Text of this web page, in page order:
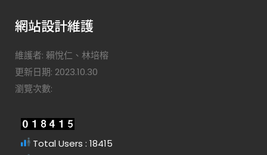
網站設計維護
維護者: 賴悅仁、林培榕
更新日期: 2023.10.30
瀏覽次數:
Total Users : 18415